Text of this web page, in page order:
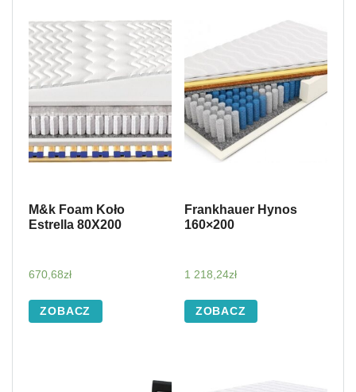
M&k Foam Koło
Estrella 80X200
670,68zł
ZOBACZ
Frankhauer Hynos
160×200
1 218,24zł
ZOBACZ